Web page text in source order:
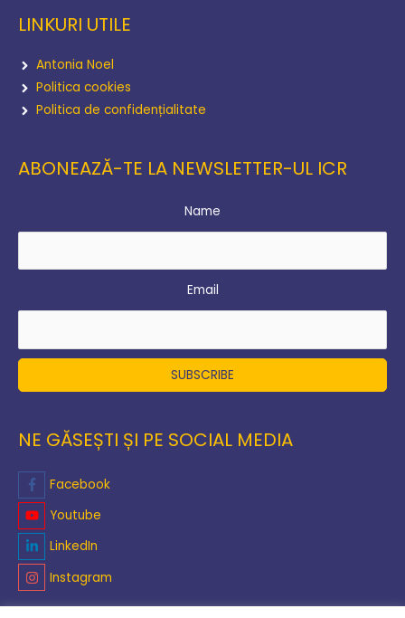
LINKURI UTILE
Antonia Noel
Politica cookies
Politica de confidențialitate
ABONEAZĂ-TE LA NEWSLETTER-UL ICR
Name
Email
NE GĂSEȘTI ȘI PE SOCIAL MEDIA
Facebook
Youtube
LinkedIn
Instagram